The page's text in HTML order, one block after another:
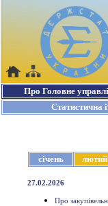
27.02.2026
Про
січень лютий